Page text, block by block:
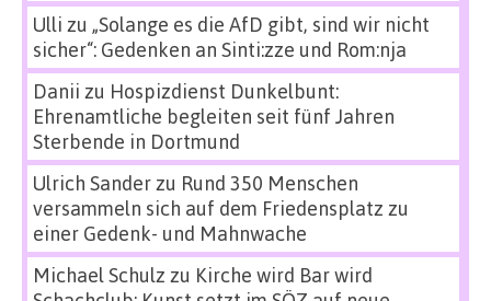
Ulli zu „Solange es die AfD gibt, sind wir nicht
sicher“: Gedenken an Sinti:zze und Rom:nja
Danii zu Hospizdienst Dunkelbunt:
Ehrenamtliche begleiten seit fünf Jahren
Sterbende in Dortmund
Ulrich Sanderzu Rund 350 Menschen
versammeln sich auf dem Friedensplatz zu
einer Gedenk- und Mahnwache
Michael Schulz zu Kirche wird Bar wird